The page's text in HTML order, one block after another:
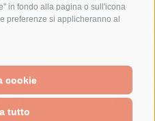
in fondo alla pagina o sull'icona
preferenze si applicheranno al
cookie
tutto